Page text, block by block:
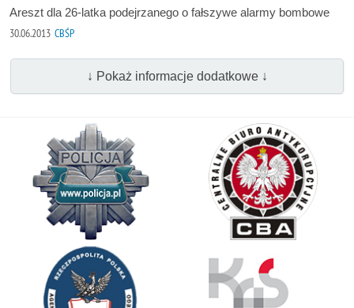
Areszt dla 26-latka podejrzanego o fałszywe alarmy bombowe
30.06.2013 CBŚP
↓ Pokaż informacje dodatkowe ↓